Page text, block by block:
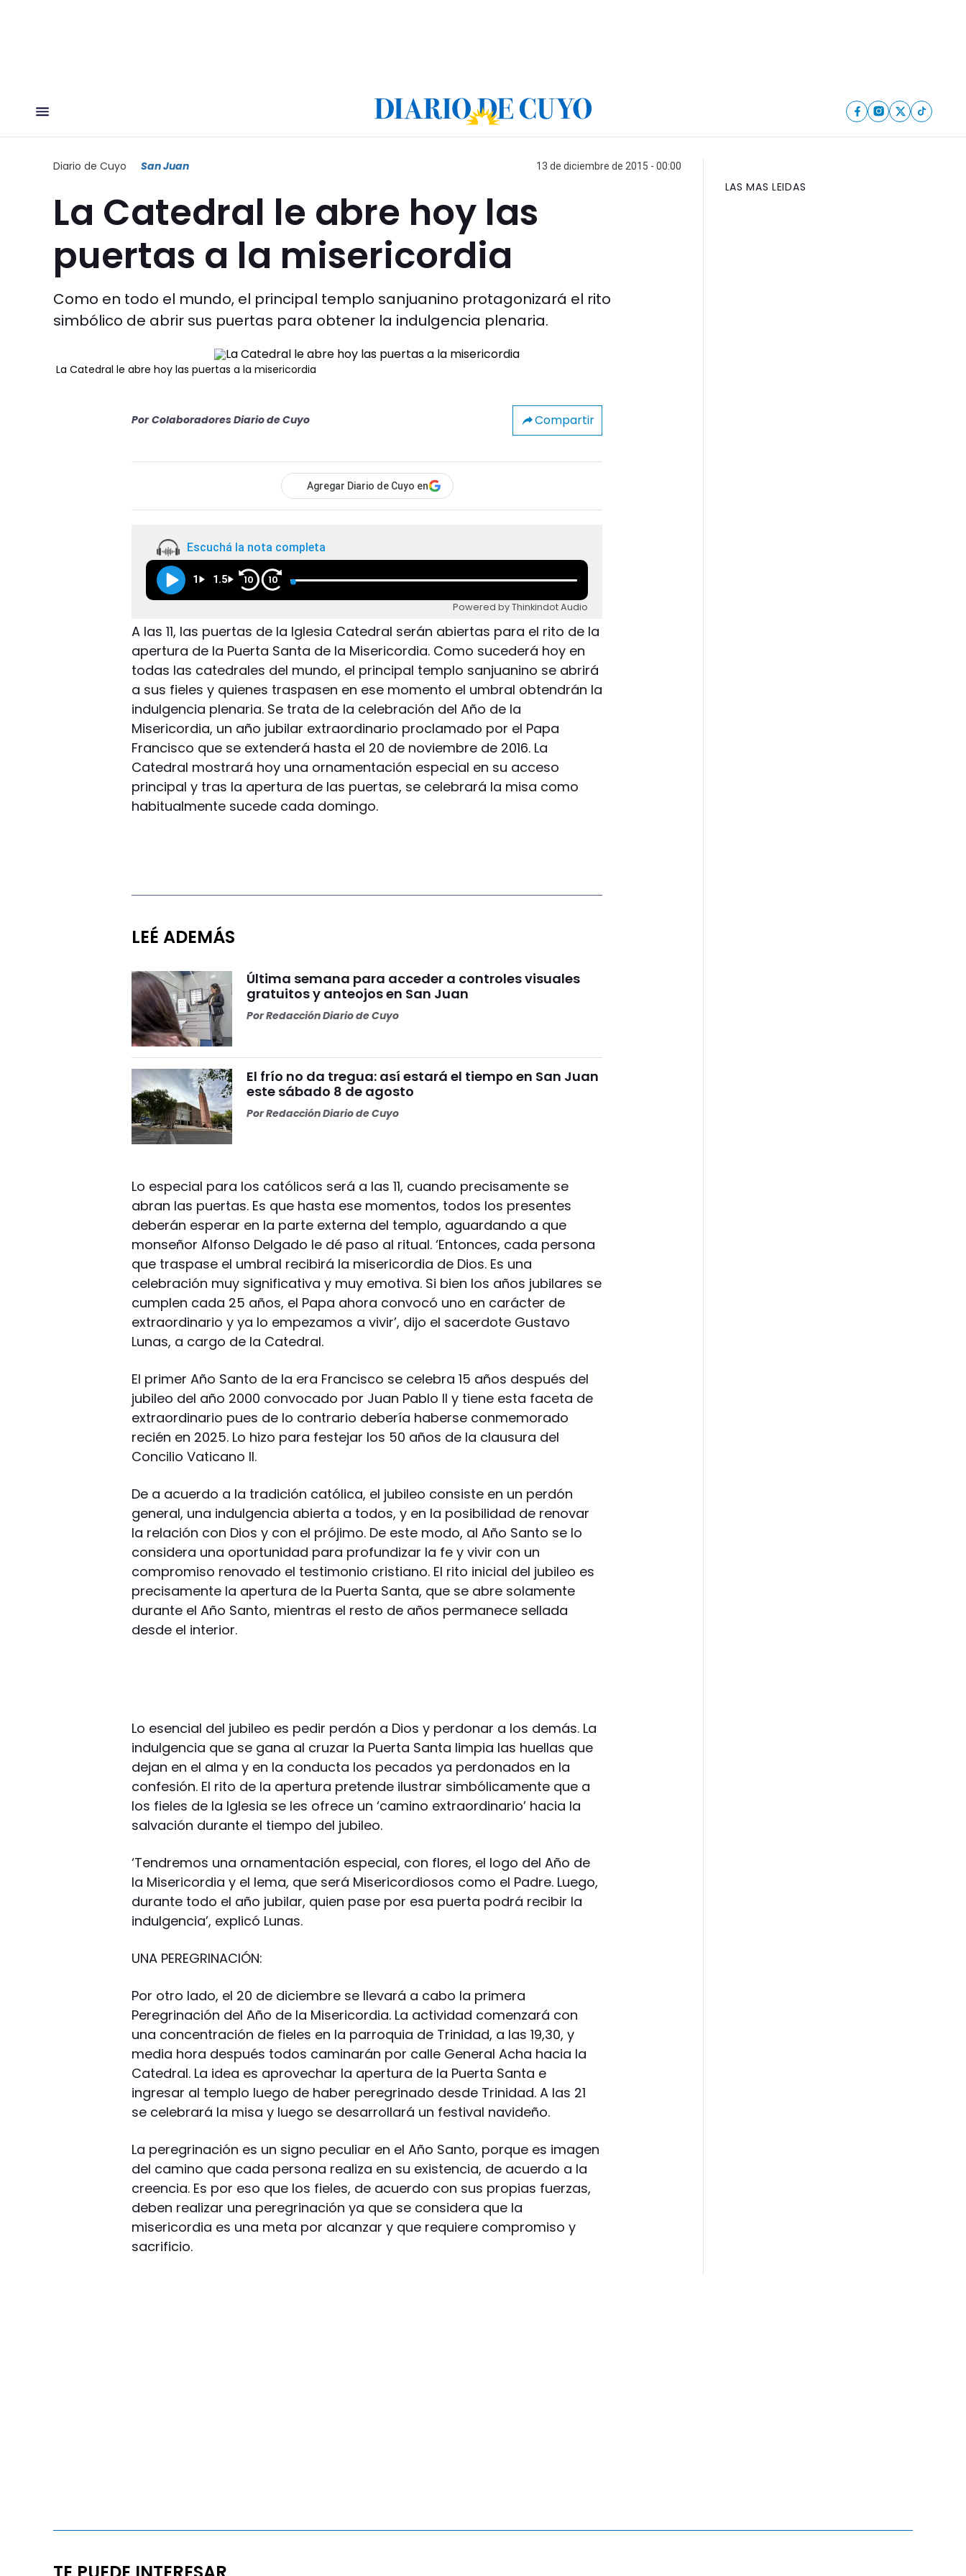
Diario de Cuyo San Juan 13 de diciembre de 2015 - 00:00
La Catedral le abre hoy las
puertas a la misericordia
Como en todo el mundo, el principal templo sanjuanino protagonizará el rito
simbólico de abrir sus puertas para obtener la indulgencia plenaria.
La Catedral le abre hoy las puertas a la misericordia
Por Colaboradores Diario de Cuyo Compartir
Agregar Diario de Cuyo en
Escuchá la nota completa
1 1.5 10 10
Powered by Thinkindot Audio
A las 11, las puertas de la Iglesia Catedral serán abiertas para el rito de la
apertura de la Puerta Santa de la Misericordia. Como sucederá hoy en
todas las catedrales del mundo, el principal templo sanjuanino se abrirá
a sus fieles y quienes traspasen en ese momento el umbral obtendrán la
indulgencia plenaria. Se trata de la celebración del Año de la
Misericordia, un año jubilar extraordinario proclamado por el Papa
Francisco que se extenderá hasta el 20 de noviembre de 2016. La
Catedral mostrará hoy una ornamentación especial en su acceso
principal y tras la apertura de las puertas, se celebrará la misa como
habitualmente sucede cada domingo.
LEÉ ADEMÁS
Última semana para acceder a controles visuales
gratuitos y anteojos en San Juan
PorRedacción Diario de Cuyo
El frío no da tregua: así estará el tiempo en San Juan
este sábado 8 de agosto
PorRedacción Diario de Cuyo
Lo especial para los católicos será a las 11, cuando precisamente se
abran las puertas. Es que hasta ese momentos, todos los presentes
deberán esperar en la parte externa del templo, aguardando a que
monseñor Alfonso Delgado le dé paso al ritual. ‘Entonces, cada persona
que traspase el umbral recibirá la misericordia de Dios. Es una
celebración muy significativa y muy emotiva. Si bien los años jubilares se
cumplen cada 25 años, el Papa ahora convocó uno en carácter de
extraordinario y ya lo empezamos a vivir’, dijo el sacerdote Gustavo
Lunas, a cargo de la Catedral.
El primer Año Santo de la era Francisco se celebra 15 años después del
jubileo del año 2000 convocado por Juan Pablo II y tiene esta faceta de
extraordinario pues de lo contrario debería haberse conmemorado
recién en 2025. Lo hizo para festejar los 50 años de la clausura del
Concilio Vaticano II.
De a acuerdo a la tradición católica, el jubileo consiste en un perdón
general, una indulgencia abierta a todos, y en la posibilidad de renovar
la relación con Dios y con el prójimo. De este modo, al Año Santo se lo
considera una oportunidad para profundizar la fe y vivir con un
compromiso renovado el testimonio cristiano. El rito inicial del jubileo es
precisamente la apertura de la Puerta Santa, que se abre solamente
durante el Año Santo, mientras el resto de años permanece sellada
desde el interior.
Lo esencial del jubileo es pedir perdón a Dios y perdonar a los demás. La
indulgencia que se gana al cruzar la Puerta Santa limpia las huellas que
dejan en el alma y en la conducta los pecados ya perdonados en la
confesión. El rito de la apertura pretende ilustrar simbólicamente que a
los fieles de la Iglesia se les ofrece un ‘camino extraordinario’ hacia la
salvación durante el tiempo del jubileo.
‘Tendremos una ornamentación especial, con flores, el logo del Año de
la Misericordia y el lema, que será Misericordiosos como el Padre. Luego,
durante todo el año jubilar, quien pase por esa puerta podrá recibir la
indulgencia’, explicó Lunas.
UNA PEREGRINACIÓN:
Por otro lado, el 20 de diciembre se llevará a cabo la primera
Peregrinación del Año de la Misericordia. La actividad comenzará con
una concentración de fieles en la parroquia de Trinidad, a las 19,30, y
media hora después todos caminarán por calle General Acha hacia la
Catedral. La idea es aprovechar la apertura de la Puerta Santa e
ingresar al templo luego de haber peregrinado desde Trinidad. A las 21
se celebrará la misa y luego se desarrollará un festival navideño.
La peregrinación es un signo peculiar en el Año Santo, porque es imagen
del camino que cada persona realiza en su existencia, de acuerdo a la
creencia. Es por eso que los fieles, de acuerdo con sus propias fuerzas,
deben realizar una peregrinación ya que se considera que la
misericordia es una meta por alcanzar y que requiere compromiso y
sacrificio.
LAS MAS LEIDAS